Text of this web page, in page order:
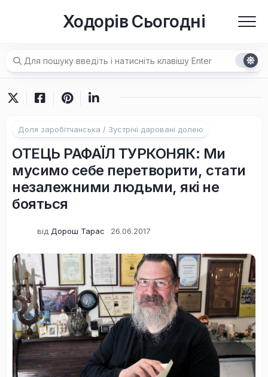
Ходорів Сьогодні
Доля заробітчанська / Зустрічі даровані долею
ОТЕЦЬ РАФАЇЛ ТУРКОНЯК: Ми
мусимо себе перетворити, стати
незалежними людьми, які не
бояться
від Дорош Тарас 26.06.2017